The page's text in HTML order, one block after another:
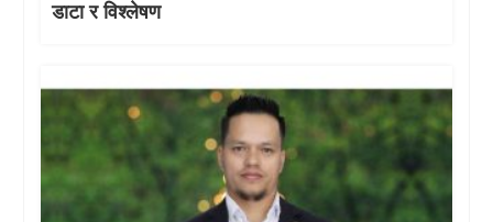
डाटा र विश्लेषण